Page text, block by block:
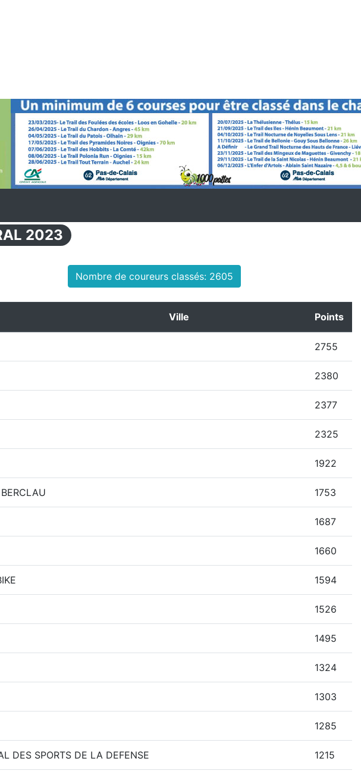
2023
Nombre de coureurs classés: 2605
Ville Points
2755
2380
2377
2325
1922
1753
1687
1660
1594
1526
1495
1324
1303
1285
DES SPORTS DE LA DEFENSE 1215